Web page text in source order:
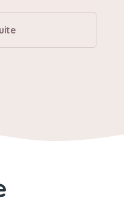
sans sa laisse
chien bleu